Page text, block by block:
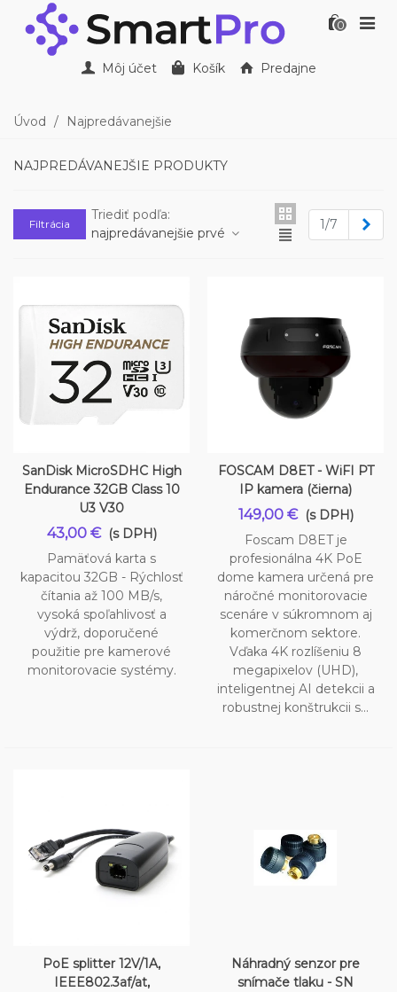
0
Môj účet Košík Predajne
Úvod / Najpredávanejšie
NAJPREDÁVANEJŠIE PRODUKTY
Filtrácia
Triediť podľa:
najpredávanejšie prvé
1/7
SanDisk MicroSDHC High
Endurance 32GB Class 10
U3 V30
43,00 € (s DPH)
Pamäťová karta s
kapacitou 32GB - Rýchlosť
čítania až 100 MB/s,
vysoká spoľahlivosť a
výdrž, doporučené
použitie pre kamerové
monitorovacie systémy.
FOSCAM D8ET - WiFI PT
IP kamera (čierna)
149,00 € (s DPH)
Foscam D8ET je
profesionálna 4K PoE
dome kamera určená pre
náročné monitorovacie
scenáre v súkromnom aj
komerčnom sektore.
Vďaka 4K rozlíšeniu 8
megapixelov (UHD),
inteligentnej AI detekcii a
robustnej konštrukcii s...
PoE splitter 12V/1A,
IEEE802.3af/at,
Náhradný senzor pre
snímače tlaku - SN